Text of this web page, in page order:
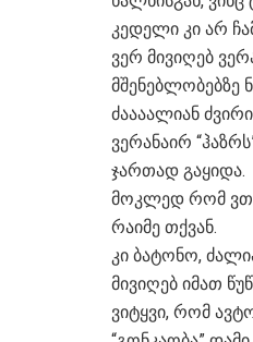
კედელი კი არ
ვერ მივიღებ
მშენებლობებზე
ძაააალიან
ვერანაირ
ჯართად გაყიდა.
მოკლედ რომ
რაიმე თქვან.
კი ბატონო,
მივიღებ იმათ
ვიტყვი, რომ